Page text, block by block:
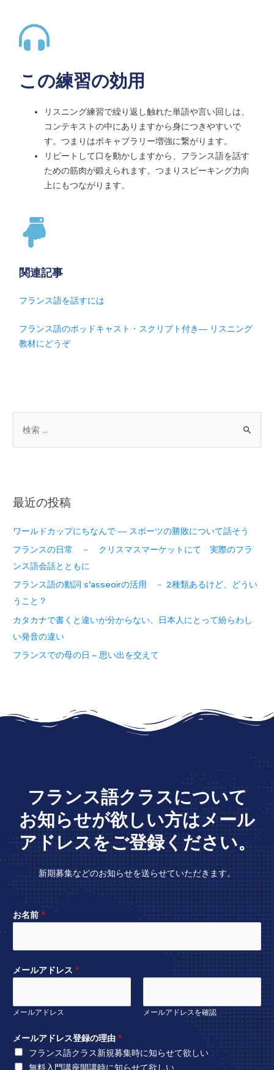
この練習の効用
リスニング練習で繰り返し触れた単語や言い回しは、
コンテキストの中にありますから身につきやすいで
す。つまりはボキャブラリー増強に繋がります。
リピートして口を動かしますから、フランス語を話す
ための筋肉が鍛えられます。つまりスピーキング力向
上にもつながります。
関連記事
フランス語を話すには
フランス語のポッドキャスト・スクリプト付き― リスニング
教材にどうぞ
最近の投稿
ワールドカップにちなんで ― スポーツの勝敗について話そう
フランスの日常 － クリスマスマーケットにて 実際のフラ
ンス語会話とともに
フランス語の動詞 s’asseoirの活用 － 2種類あるけど、どうい
うこと？
カタカナで書くと違いが分からない、日本人にとって紛らわし
い発音の違い
フランスでの母の日 – 思い出を交えて
フランス語クラスについて
お知らせが欲しい方はメール
アドレスをご登録ください。
新期募集などのお知らせを送らせていただきます。
お名前 *
メールアドレス *
メールアドレス メールアドレスを確認
メールアドレス登録の理由 *
フランス語クラス新規募集時に知らせて欲しい
無料入門講座開講時に知らせて欲しい